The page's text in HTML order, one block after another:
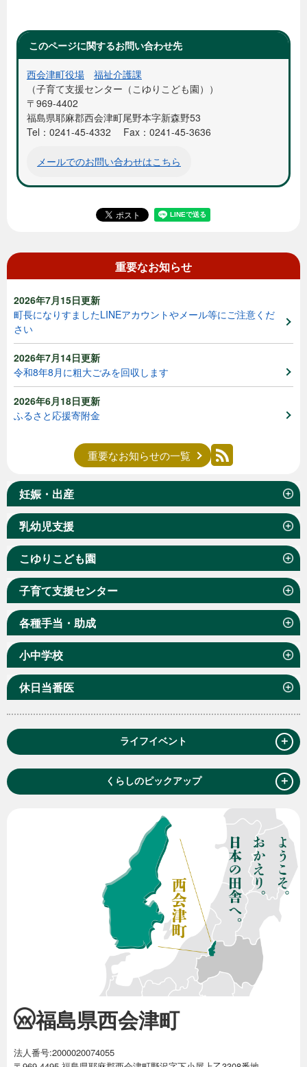
このページに関するお問い合わせ先
西会津町役場
福祉介護課
子育て支援センター（こゆりこども園）
〒969-4402
福島県耶麻郡西会津町尾野本字新森野53
Tel：0241-45-4332
Fax：0241-45-3636
メールでのお問い合わせはこちら
重要なお知らせ
2026年7月15日更新
町長になりすましたLINEアカウントやメール等にご注意くだ
さい
2026年7月14日更新
令和8年8月に粗大ごみを回収します
2026年6月18日更新
ふるさと応援寄附金
重要なお知らせの一覧
妊娠・出産
乳幼児支援
こゆりこども園
子育て支援センター
各種手当・助成
小中学校
休日当番医
ライフイベント ＋
くらしのピックアップ ＋
福島県西会津町
法人番号:2000020074055